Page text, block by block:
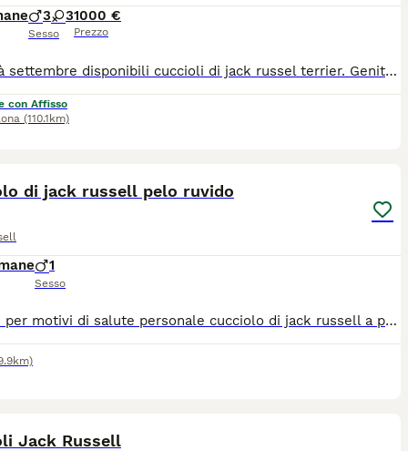
3 3
Sesso
1000 €
Prezzo
Da metà settembre disponibili cuccioli di jack russel terrier. Genitori visibili in allevamento si cedono con pedigree, libretto sanitario, vaccinazioni e sverminazioni
con Affisso
(110.1km)
di jack russell pelo ruvido
1
Sesso
Vendesi per motivi di salute personale cucciolo di jack russell a pelo ruvido con ottimi requisiti di razza prezzo trattabile
Jack Russell